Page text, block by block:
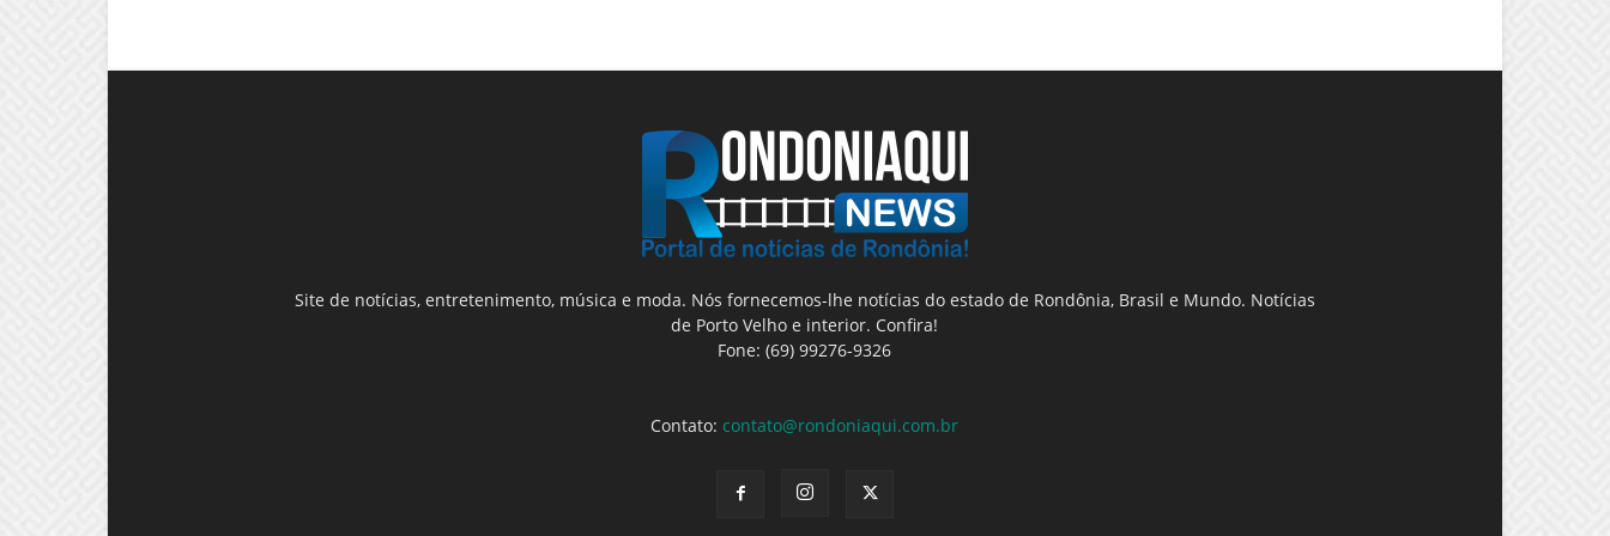
Site de notícias, entretenimento, música e moda. Nós fornecemos-lhe notícias do estado de Rondônia, Brasil e Mundo. Notícias
de Porto Velho e interior. Confira!
Fone: (69) 99276-9326
Contato: contato@rondoniaqui.com.br